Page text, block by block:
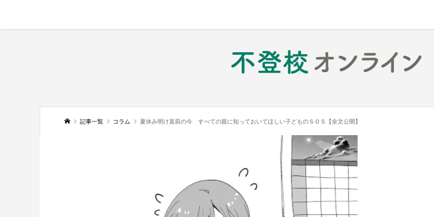
記事一覧 コラム 夏休み明け直前の今 すべての親に知っておいてほしい子どものＳＯＳ【全文公開】